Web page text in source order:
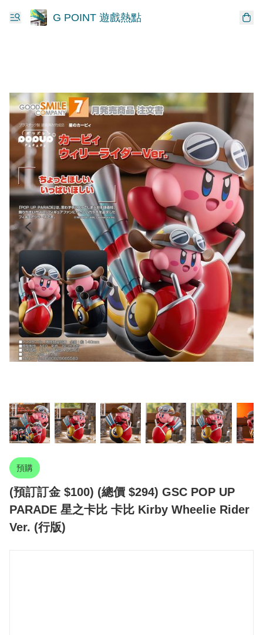
G POINT 遊戲熱點
預購
(預訂訂金 $100) (總價 $294) GSC POP UP
PARADE 星之卡比 卡比 Kirby Wheelie Rider
Ver. (行版)